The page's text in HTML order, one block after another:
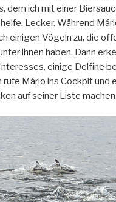
dem ich mit einer
Lecker. Während
einigen Vögeln zu, die
ihnen haben. Dann
einige Delfine
rufe Mário ins Cockpit und
auf seiner Liste machen.